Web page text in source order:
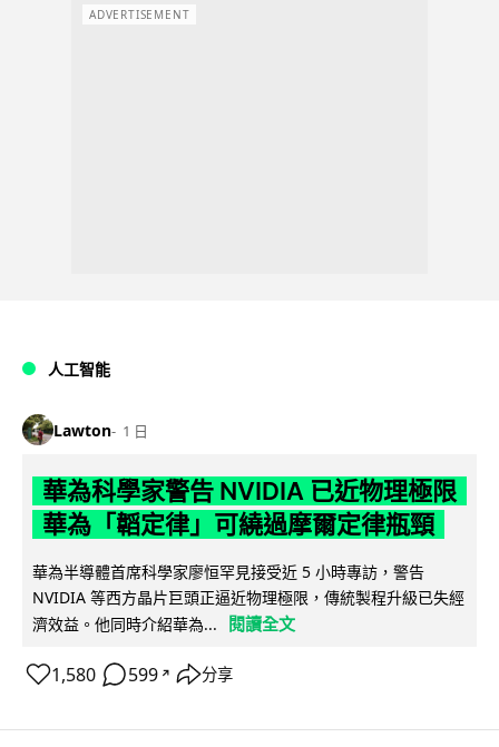
ADVERTISEMENT
人工智能
Lawton 1 日
華為科學家警告 NVIDIA 已近物理極限
華為「韜定律」可繞過摩爾定律瓶頸
華為半導體首席科學家廖恒罕見接受近 5 小時專訪，警告
NVIDIA 等西方晶片巨頭正逼近物理極限，傳統製程升級已失經
濟效益。他同時介紹華為...
閱讀全文
1,580 599 ↗ 分享